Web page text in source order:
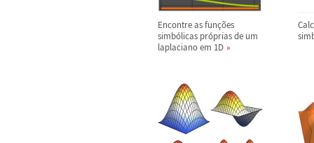
Encontre as funções
simbólicas próprias de um
laplaciano em 1D